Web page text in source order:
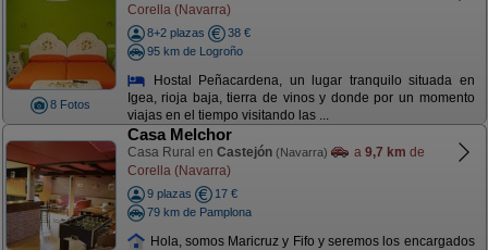
8 Fotos
Corella (Navarra)
8+2 plazas
38 €
95 km de Logroño
Hostal Peñacardena, un lugar tranquilo situada en
Igea, rioja baja, tierra de vinos y donde por un momento
viajas en el tiempo visitando las ...
Casa Melchor
Casa Rural en Castejón (Navarra) a 9,7 km de
Corella (Navarra)
9 plazas
17 €
79 km de Pamplona
Hola, somos Maricruz y Fifo y seremos los encargados